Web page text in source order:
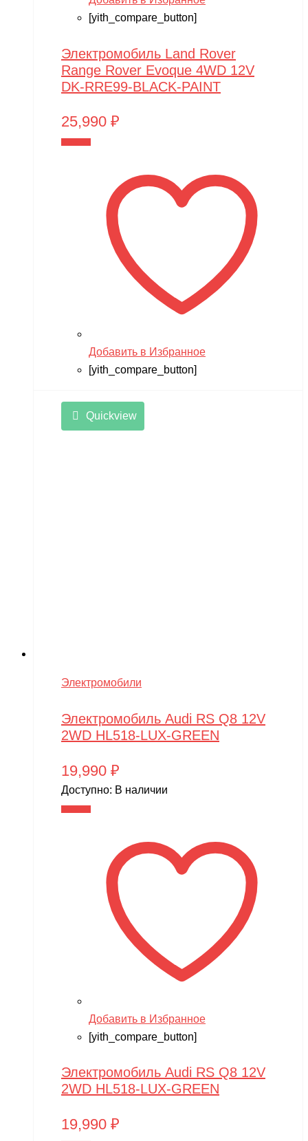
[yith_compare_button]
Электромобиль Land Rover
Range Rover Evoque 4WD 12V
DK-RRE99-BLACK-PAINT
25,990 ₽
Добавить в Избранное
[yith_compare_button]
Quickview
Электромобили
Электромобиль Audi RS Q8 12V
2WD HL518-LUX-GREEN
19,990 ₽
Доступно: В наличии
Добавить в Избранное
[yith_compare_button]
Электромобиль Audi RS Q8 12V
2WD HL518-LUX-GREEN
19,990 ₽